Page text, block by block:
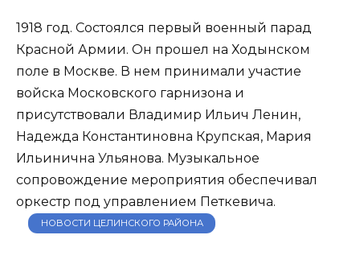
1918 год. Состоялся первый военный парад
Красной Армии. Он прошел на Ходынском
поле в Москве. В нем принимали участие
войска Московского гарнизона и
присутствовали Владимир Ильич Ленин,
Надежда Константиновна Крупская, Мария
Ильинична Ульянова. Музыкальное
сопровождение мероприятия обеспечивал
оркестр под управлением Петкевича.
НОВОСТИ ЦЕЛИНСКОГО РАЙОНА